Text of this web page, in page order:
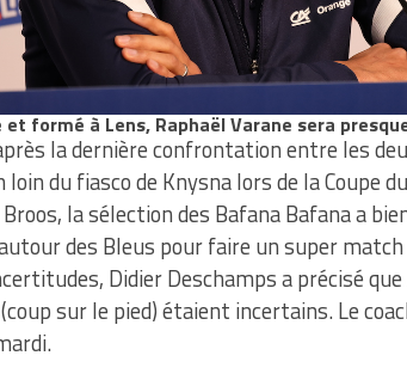
formé à Lens, Raphaël Varane sera
la dernière confrontation entre les
loin du fiasco de Knysna lors de la Coupe
la sélection des Bafana Bafana a
des Bleus pour faire un super
Didier Deschamps a précisé
sur le pied) étaient incertains. Le